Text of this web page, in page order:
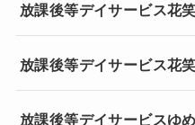
放課後等デイサービス花
放課後等デイサービス花
放課後等デイサービスゆ